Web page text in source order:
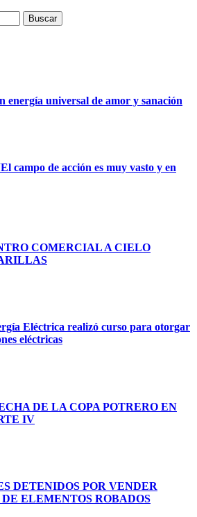
universal de amor y sanación
campo de acción es muy vasto y en
COMERCIAL A CIELO
Eléctrica realizó curso para otorgar
eléctricas
DE LA COPA POTRERO EN
IV
DETENIDOS POR VENDER
ELEMENTOS ROBADOS